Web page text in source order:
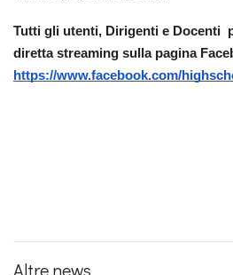
Tutti gli utenti, Dirigenti e Docenti
https://www.facebook.com/
Altre news